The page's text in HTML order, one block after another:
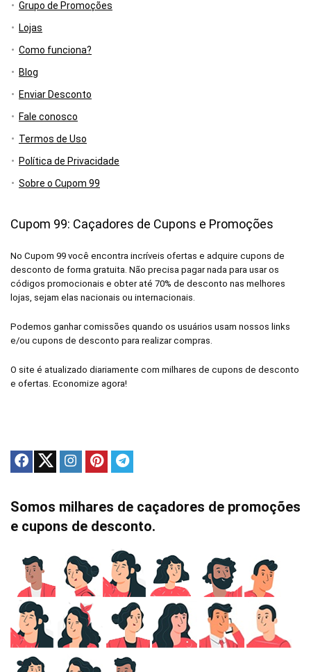
Grupo de Promoções
Lojas
Como funciona?
Blog
Enviar Desconto
Fale conosco
Termos de Uso
Política de Privacidade
Sobre o Cupom 99
Cupom 99: Caçadores de Cupons e Promoções
No Cupom 99 você encontra incríveis ofertas e adquire cupons de
desconto de forma gratuita. Não precisa pagar nada para usar os
códigos promocionais e obter até 70% de desconto nas melhores
lojas, sejam elas nacionais ou internacionais.
Podemos ganhar comissões quando os usuários usam nossos links
e/ou cupons de desconto para realizar compras.
O site é atualizado diariamente com milhares de cupons de desconto
e ofertas. Economize agora!
Somos milhares de caçadores de promoções
e cupons de desconto.